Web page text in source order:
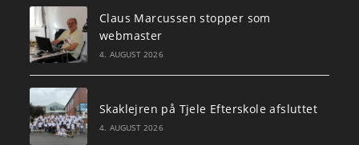
Claus Marcussen stopper som
webmaster
4. AUGUST 2026
Skaklejren på Tjele Efterskole afsluttet
4. AUGUST 2026